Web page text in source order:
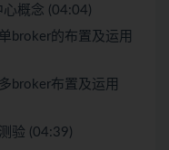
概念 (04:04)
broker的布置及运用
broker布置及运用
验 (04:39)